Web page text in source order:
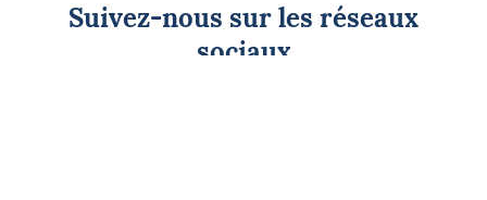
Suivez-nous sur les réseaux
sociaux